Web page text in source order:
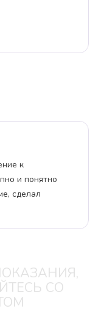
к
и понятно
сделал
СО